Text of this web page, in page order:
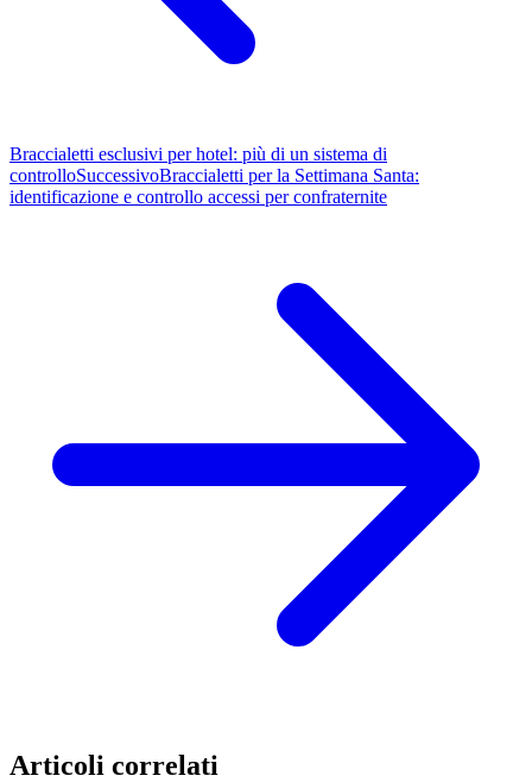
Braccialetti esclusivi per hotel: più di un sistema di
controlloSuccessivoBraccialetti per la Settimana Santa:
identificazione e controllo accessi per confraternite
Articoli correlati